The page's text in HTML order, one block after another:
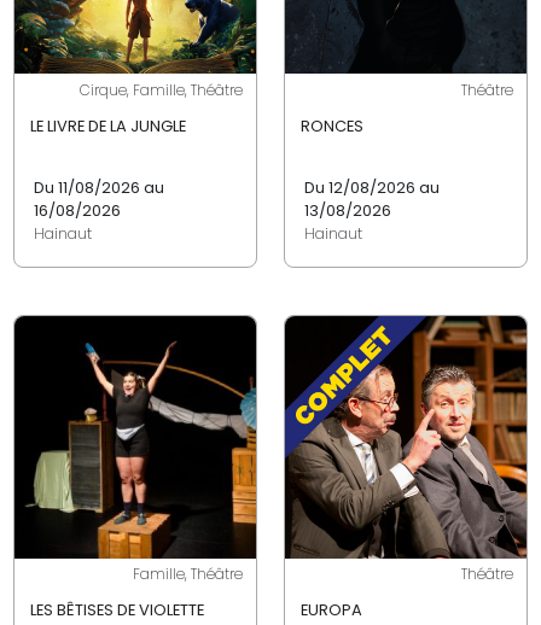
Cirque, Famille, Théâtre
LE LIVRE DE LA JUNGLE
Du 11/08/2026 au
16/08/2026
Hainaut
Théâtre
RONCES
Du 12/08/2026 au
13/08/2026
Hainaut
Famille, Théâtre
LES BÊTISES DE VIOLETTE
Théâtre
EUROPA